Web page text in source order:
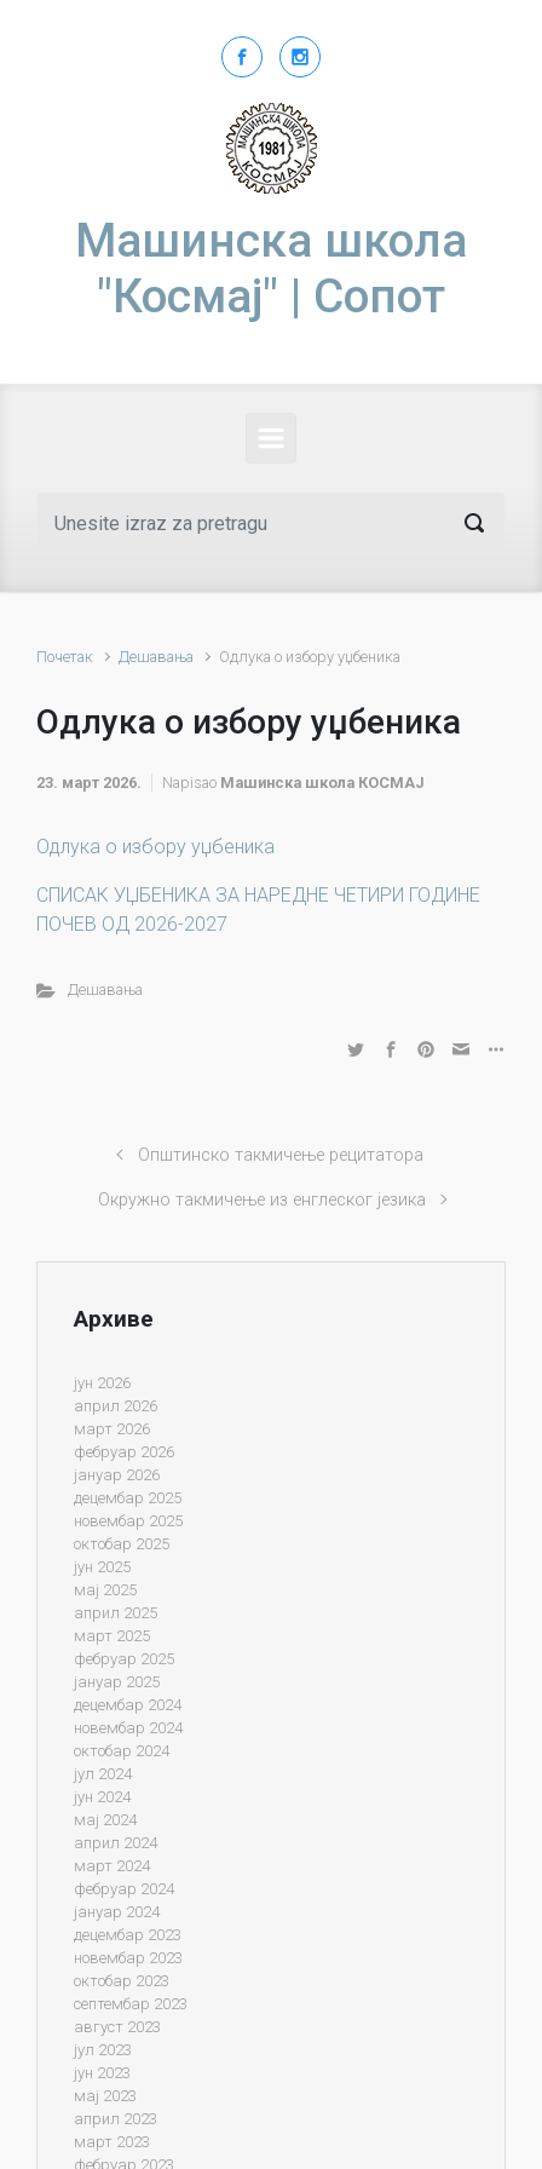
Машинска школа
"Космај" | Сопот
Почетак Дешавања Одлука о избору уџбеника
Одлука о избору уџбеника
23. март 2026. Napisao Машинска школа КОСМАЈ
Одлука о избору уџбеника
СПИСАК УЏБЕНИКА ЗА НАРЕДНЕ ЧЕТИРИ ГОДИНЕ
ПОЧЕВ ОД 2026-2027
Дешавања
Општинско такмичење рецитатора
Окружно такмичење из енглеског језика
Архиве
јун 2026
април 2026
март 2026
фебруар 2026
јануар 2026
децембар 2025
новембар 2025
октобар 2025
јун 2025
мај 2025
април 2025
март 2025
фебруар 2025
јануар 2025
децембар 2024
новембар 2024
октобар 2024
јул 2024
јун 2024
мај 2024
април 2024
март 2024
фебруар 2024
јануар 2024
децембар 2023
новембар 2023
октобар 2023
септембар 2023
август 2023
јул 2023
јун 2023
мај 2023
април 2023
март 2023
фебруар 2023